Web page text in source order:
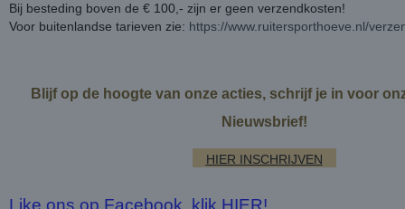
Bij besteding boven de € 100,- zijn er geen verzendkosten!
Voor buitenlandse tarieven zie: https://www.ruitersporthoeve.nl/
Blijf op de hoogte van onze acties, schrijf je in voor
Nieuwsbrief!
HIER INSCHRIJVEN
Like ons op Facebook, klik HIER!